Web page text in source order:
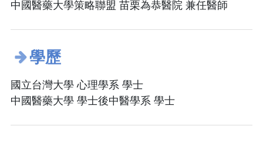
中國醫藥大學策略聯盟 苗栗為恭醫院 兼任醫師
學歷
國立台灣大學 心理學系 學士
中國醫藥大學 學士後中醫學系 學士